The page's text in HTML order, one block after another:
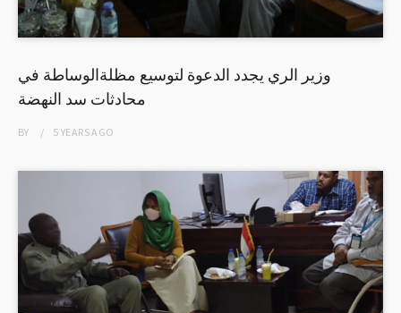
وزير الري يجدد الدعوة لتوسيع مظلةالوساطة في
محادثات سد النهضة
BY 5 YEARSAGO